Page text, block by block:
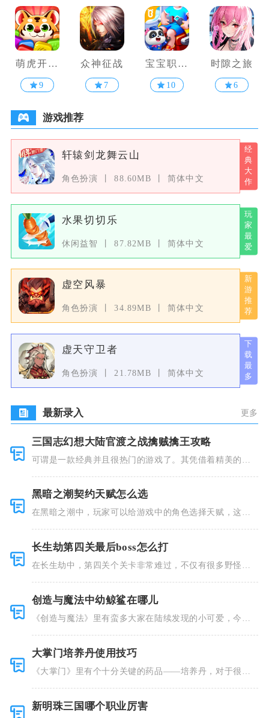
萌虎开心
消
9
众神征战
7
宝宝职业
梦工厂
10
时隙之旅
6
游戏推荐
轩辕剑龙舞云山
角色扮演 88.60MB 简体中文
水果切切乐
休闲益智 87.82MB 简体中文
虚空风暴
角色扮演 34.89MB 简体中文
虚天守卫者
角色扮演 21.78MB 简体中文
最新录入 更多
三国志幻想大陆官渡之战擒贼擒王攻略
可谓是一款经典并且很热门的游戏了。其凭借着精美的画
黑暗之潮契约天赋怎么选
在黑暗之潮中，玩家可以给游戏中的角色选择天赋，这些
长生劫第四关最后boss怎么打
在长生劫中，第四关个关卡非常难过，不仅有很多野怪，
创造与魔法中幼鲸鲨在哪儿
《创造与魔法》里有蛮多大家在陆续发现的小可爱，今天
大掌门培养丹使用技巧
《大掌门》里有个十分关键的药品——培养丹，对于很多
新明珠三国哪个职业厉害